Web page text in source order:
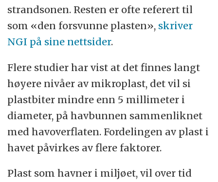
strandsonen. Resten er ofte referert til
som «den forsvunne plasten», skriver
NGI på sine nettsider.
Flere studier har vist at det finnes langt
høyere nivåer av mikroplast, det vil si
plastbiter mindre enn 5 millimeter i
diameter, på havbunnen sammenliknet
med havoverflaten. Fordelingen av plast i
havet påvirkes av flere faktorer.
Plast som havner i miljøet, vil over tid